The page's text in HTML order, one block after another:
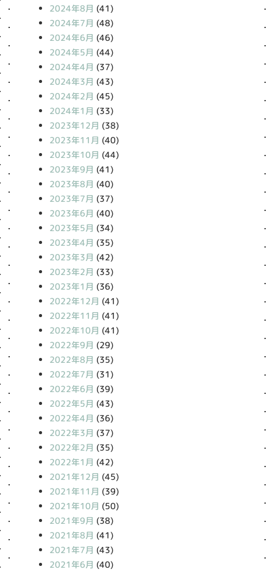
2024年8月 (41)
2024年7月 (48)
2024年6月 (46)
2024年5月 (44)
2024年4月 (37)
2024年3月 (43)
2024年2月 (45)
2024年1月 (33)
2023年12月 (38)
2023年11月 (40)
2023年10月 (44)
2023年9月 (41)
2023年8月 (40)
2023年7月 (37)
2023年6月 (40)
2023年5月 (34)
2023年4月 (35)
2023年3月 (42)
2023年2月 (33)
2023年1月 (36)
2022年12月 (41)
2022年11月 (41)
2022年10月 (41)
2022年9月 (29)
2022年8月 (35)
2022年7月 (31)
2022年6月 (39)
2022年5月 (43)
2022年4月 (36)
2022年3月 (37)
2022年2月 (35)
2022年1月 (42)
2021年12月 (45)
2021年11月 (39)
2021年10月 (50)
2021年9月 (38)
2021年8月 (41)
2021年7月 (43)
2021年6月 (40)